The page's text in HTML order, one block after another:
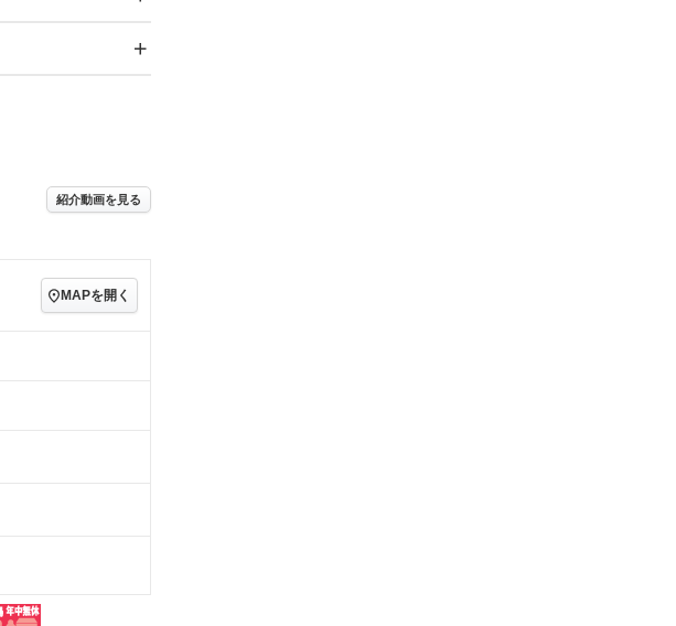
センターデフロック
装備略号／用語解説
キーレス
ローダウン
ベンチシート
紹介動画を見る
MAPを開く